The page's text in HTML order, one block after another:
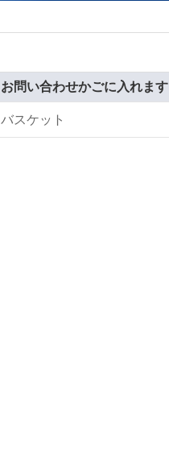
お問い合わせかごに入れます
バスケット